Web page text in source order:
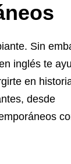
Sin
inglés te
en
desde